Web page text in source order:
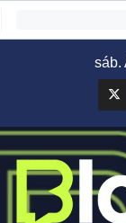
sáb.